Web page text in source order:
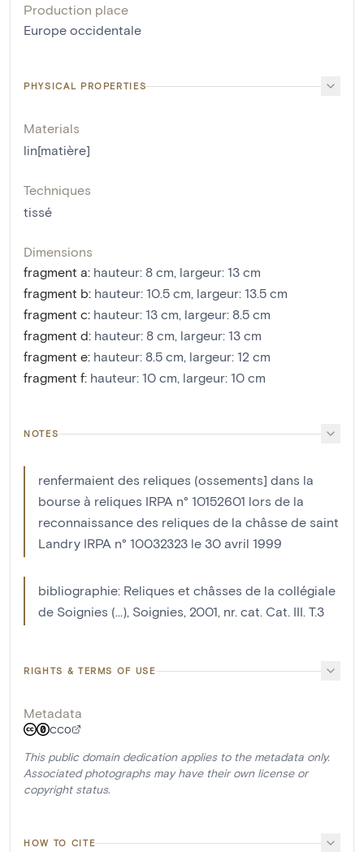
Production place
Europe occidentale
PHYSICAL PROPERTIES
Materials
lin[matière]
Techniques
tissé
Dimensions
fragment a: hauteur: 8 cm, largeur: 13 cm
fragment b: hauteur: 10.5 cm, largeur: 13.5 cm
fragment c: hauteur: 13 cm, largeur: 8.5 cm
fragment d: hauteur: 8 cm, largeur: 13 cm
fragment e: hauteur: 8.5 cm, largeur: 12 cm
fragment f: hauteur: 10 cm, largeur: 10 cm
NOTES
renfermaient des reliques (ossements] dans la
bourse à reliques IRPA n° 10152601 lors de la
reconnaissance des reliques de la châsse de saint
Landry IRPA n° 10032323 le 30 avril 1999
bibliographie: Reliques et châsses de la collégiale
de Soignies (...), Soignies, 2001, nr. cat. Cat. III. T.3
RIGHTS & TERMS OF USE
Metadata
CC0
This public domain dedication applies to the metadata only.
Associated photographs may have their own license or
copyright status.
HOW TO CITE